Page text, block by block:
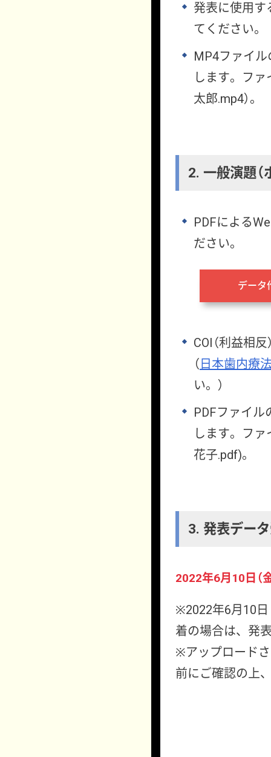
発表に使用す
てください。
MP4ファイ
します。ファ
太郎.mp4）。
2. 一般演題（
PDFによる
ださい。
データ
COI（利益相
（ 日本歯内療
い。）
PDFファイル
します。ファ
花子.pdf)。
3. 発表デー
2022年6月10日（
※2022年6月10日
着の場合は、発
※アップロード
前にご確認の上